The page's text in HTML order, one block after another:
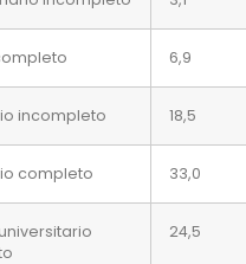
6,9
incompleto 18,5
completo 33,0
24,5